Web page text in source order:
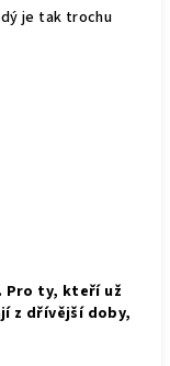
je tak trochu
Pro ty, kteří už
z dřívější doby,